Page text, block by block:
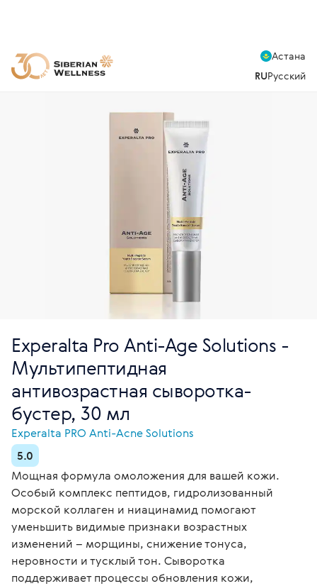
Астана
RUРусский
Experalta Pro Anti-Age Solutions -
Мультипептидная
антивозрастная сыворотка-
бустер, 30 мл
Experalta PRO Anti-Acne Solutions
5.0
Мощная формула омоложения для вашей кожи.
Особый комплекс пептидов, гидролизованный
морской коллаген и ниацинамид помогают
уменьшить видимые признаки возрастных
изменений – морщины, снижение тонуса,
неровности и тусклый тон. Сыворотка
поддерживает процессы обновления кожи,